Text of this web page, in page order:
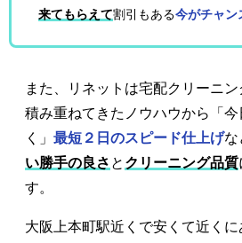
来てもらえて割引もある今がチャン
また、リネットは宅配クリーニン
積み重ねてきたノウハウから「
く」 最短２日のスピード仕上げな
い勝手の良さ と クリーニング品質
す。
大阪上本町駅近くで安くて近く